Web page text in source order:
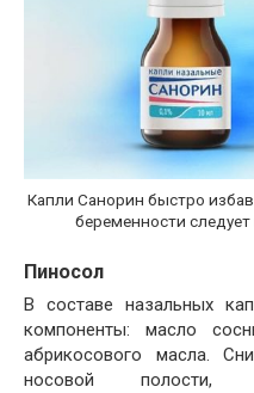
Капли Санорин быстро
беременности
Пиносол
В составе назальных
компоненты: масло
абрикосового масла.
носовой полости,